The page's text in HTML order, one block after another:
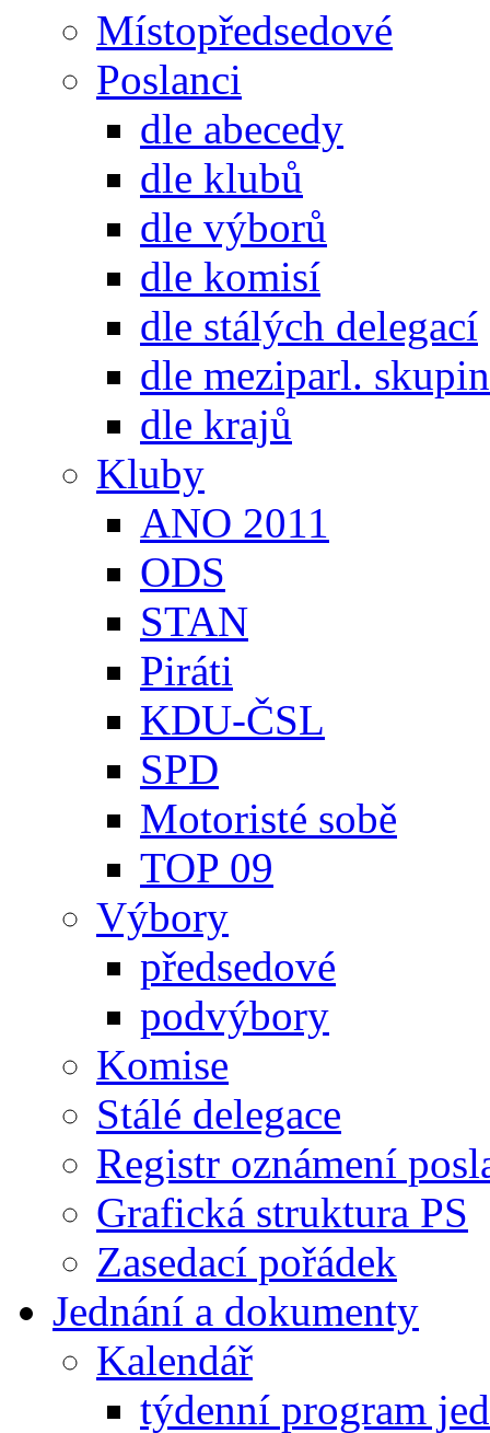
Místopředsedové
Poslanci
dle abecedy
dle klubů
dle výborů
dle komisí
dle stálých delegací
dle meziparl. skupin
dle krajů
Kluby
ANO 2011
ODS
STAN
Piráti
KDU-ČSL
SPD
Motoristé sobě
TOP 09
Výbory
předsedové
podvýbory
Komise
Stálé delegace
Registr oznámení
Grafická struktura PS
Zasedací pořádek
Jednání a dokumenty
Kalendář
týdenní program